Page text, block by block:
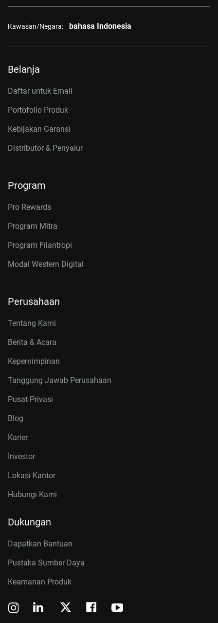
Kawasan/Negara: bahasa Indonesia
Belanja
Daftar untuk Email
Portofolio Produk
Kebijakan Garansi
Distributor & Penyalur
Program
Pro Rewards
Program Mitra
Program Filantropi
Modal Western Digital
Perusahaan
Tentang Kami
Berita & Acara
Kepemimpinan
Tanggung Jawab Perusahaan
Pusat Privasi
Blog
Karier
Investor
Lokasi Kantor
Hubungi Kami
Dukungan
Dapatkan Bantuan
Pustaka Sumber Daya
Keamanan Produk